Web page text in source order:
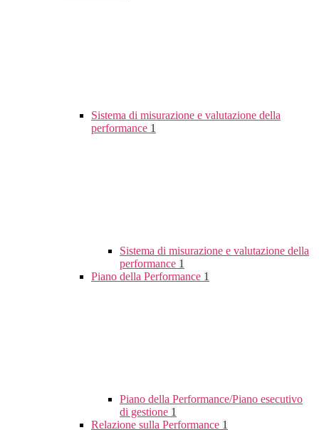
Sistema di misurazione e valutazione della
performance 1
Sistema di misurazione e valutazione della
performance 1
Piano della Performance 1
Piano della Performance/Piano esecutivo
di gestione 1
Relazione sulla Performance 1